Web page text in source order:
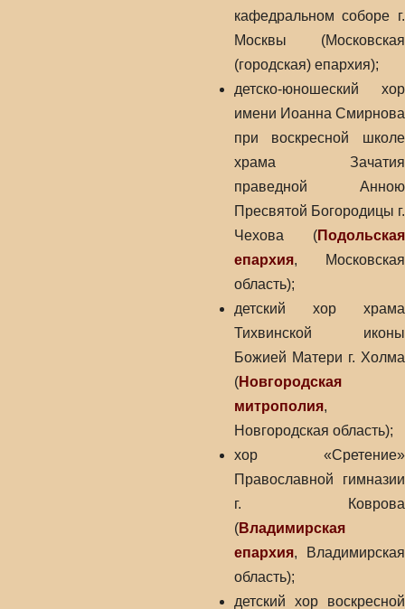
кафедральном соборе г.
Москвы (Московская
(городская) епархия);
детско-юношеский хор
имени Иоанна Смирнова
при воскресной школе
храма Зачатия
праведной Анною
Пресвятой Богородицы г.
Чехова (Подольская
епархия, Московская
область);
детский хор храма
Тихвинской иконы
Божией Матери г. Холма
(Новгородская
митрополия,
Новгородская область);
хор «Сретение»
Православной гимназии
г. Коврова
(Владимирская
епархия, Владимирская
область);
детский хор воскресной